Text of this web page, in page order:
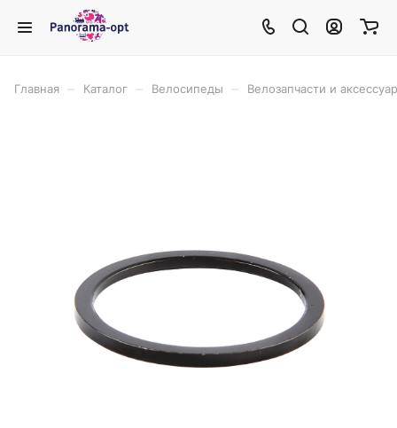
Главная Каталог Велосипеды Велозапчасти и